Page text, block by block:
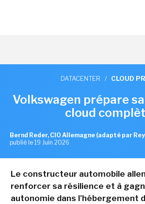
DATACENTER / CLOUD
Volkswagen prépare
cloud
Bernd Reder, CIO Allemagne (adapté par
publié le 19 Juin 2026
Le constructeur automobile
renforcer sa résilience et à
autonomie dans l'hébergement